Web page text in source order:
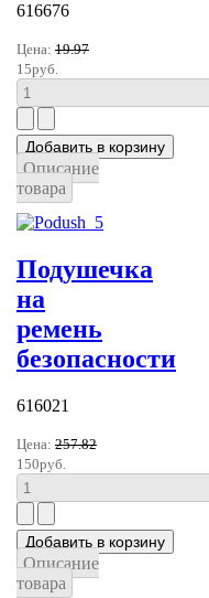
616676
Цена: 19.97
15руб.
Описание
товара
Подушечка
на
ремень
безопасности
616021
Цена: 257.82
150руб.
Описание
товара